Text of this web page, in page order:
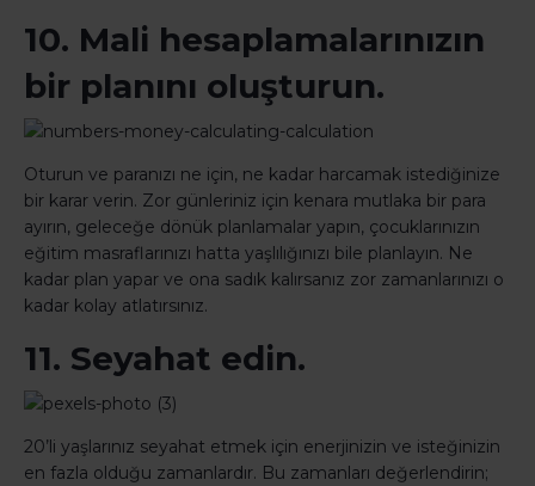
10. Mali hesaplamalarınızın
bir planını oluşturun.
Oturun ve paranızı ne için, ne kadar harcamak istediğinize
bir karar verin. Zor günleriniz için kenara mutlaka bir para
ayırın, geleceğe dönük planlamalar yapın, çocuklarınızın
eğitim masraflarınızı hatta yaşlılığınızı bile planlayın. Ne
kadar plan yapar ve ona sadık kalırsanız zor zamanlarınızı o
kadar kolay atlatırsınız.
11. Seyahat edin.
20’li yaşlarınız seyahat etmek için enerjinizin ve isteğinizin
en fazla olduğu zamanlardır. Bu zamanları değerlendirin;